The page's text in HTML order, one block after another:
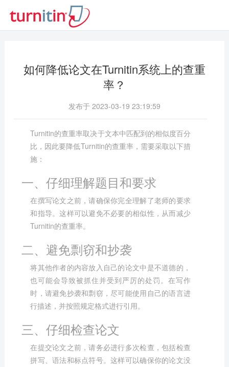
如何降低论文在Turnitin系统上的查重
率？
发布于 2023-03-19 23:19:59
Turnitin的查重率取决于文本中匹配到的相似度百分
比，因此要降低Turnitin的查重率，需要采取以下措
施：
一、仔细理解题目和要求
在撰写论文之前，请确保你完全理解了老师的要求
和指导。这样可以避免不必要的相似性，从而减少
Turnitin的查重率。
二、避免剽窃和抄袭
将其他作者的内容放入自己的论文中是不道德的，
也可能会导致被抓住并受到严厉的处罚。在写作
时，请避免抄袭和剽窃，尽可能使用自己的语言进
行描述，并按照规定格式进行引用。
三、仔细检查论文
在提交论文之前，请务必进行多次检查，包括检查
拼写、语法和标点符号。这样可以确保你的论文没